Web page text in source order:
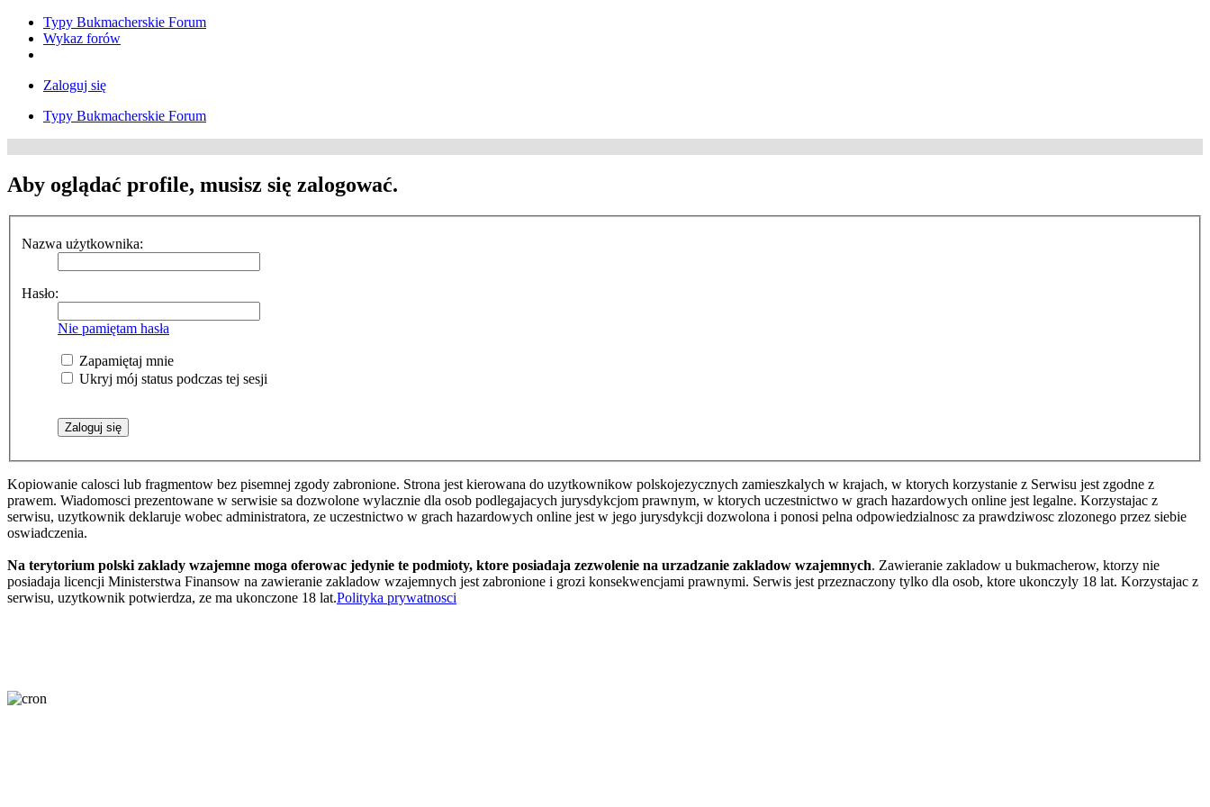
Typy Bukmacherskie Forum
Wykaz forów
Zaloguj się
Typy Bukmacherskie Forum
Aby oglądać profile, musisz się zalogować.
Nazwa użytkownika:
Hasło:
Nie pamiętam hasła
Zapamiętaj mnie
Ukryj mój status podczas tej sesji
Kopiowanie calosci lub fragmentow bez pisemnej zgody zabronione. Strona jest kierowana do uzytkownikow polskojezycznych zamieszkalych w krajach, w ktorych korzystanie z Serwisu jest zgodne z
prawem. Wiadomosci prezentowane w serwisie sa dozwolone wylacznie dla osob podlegajacych jurysdykcjom prawnym, w ktorych uczestnictwo w grach hazardowych online jest legalne. Korzystajac z
serwisu, uzytkownik deklaruje wobec administratora, ze uczestnictwo w grach hazardowych online jest w jego jurysdykcji dozwolona i ponosi pelna odpowiedzialnosc za prawdziwosc zlozonego przez siebie
oswiadczenia.
Na terytorium polski zaklady wzajemne moga oferowac jedynie te podmioty, ktore posiadaja zezwolenie na urzadzanie zakladow wzajemnych. Zawieranie zakladow u bukmacherow, ktorzy nie
posiadaja licencji Ministerstwa Finansow na zawieranie zakladow wzajemnych jest zabronione i grozi konsekwencjami prawnymi. Serwis jest przeznaczony tylko dla osob, ktore ukonczyly 18 lat. Korzystajac z
serwisu, uzytkownik potwierdza, ze ma ukonczone 18 lat.Polityka prywatnosci